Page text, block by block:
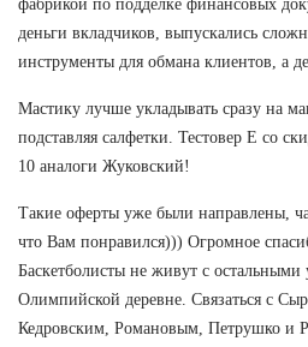
фабрикой по подделке финансовых
деньги вкладчиков, выпускались
инструменты для обмана клиентов, а
Мастику лучше укладывать сразу на
подставляя салфетки. Тестовер Е со
10 аналоги Жуковский!
Такие оферты уже были направлены,
что Вам понравился))) Огромное
Баскетболисты не живут с остальными
Олимпийской деревне. Связаться с
Кедровским, Романовым, Петрушко и